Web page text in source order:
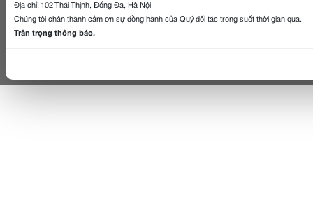
Địa chỉ: 102 Thái Thịnh, Đống Đa, Hà Nội
Chúng tôi chân thành cảm ơn sự đồng hành của Quý đối tác trong suốt thời gian qua.
Trân trọng thông báo.